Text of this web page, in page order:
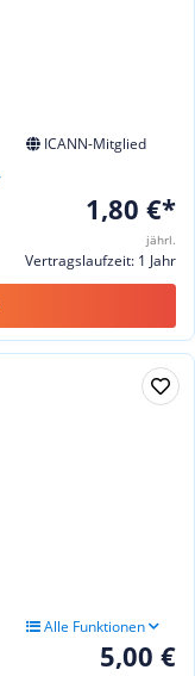
ICANN-Mitglied
1,80 €*
jährl.
Vertragslaufzeit: 1 Jahr
Alle Funktionen
5,00 €